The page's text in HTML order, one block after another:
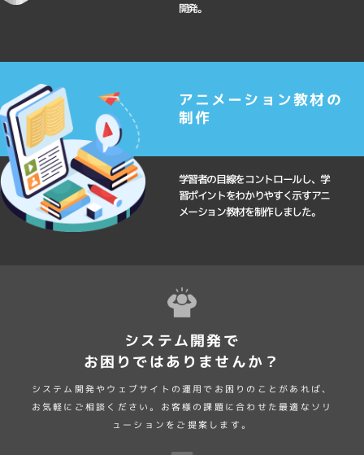
開発。
アニメーション教材の
制作
学習者の目線をコントロールし、学
習ポイントをわかりやすく示すアニ
メーション教材を制作しました。
システム開発で
お困りではありませんか？
システム開発やウェブサイトの運用でお困りのことがあれば、
お気軽にご相談 ください。お客様の課題に合わせた最適なソリ
ューションをご提案します。